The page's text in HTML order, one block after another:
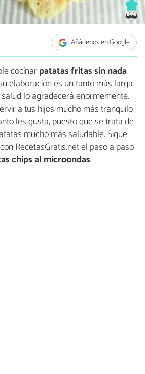
Añádenos en Google
cocinarpatatas fritas sin nada
elaboración es un tanto más larga
lo agradecerá enormemente.
a tus hijos mucho más tranquilo
les gusta, puesto que se trata de
mucho más saludable. Sigue
RecetasGratis.net el paso a paso
chips al microondas.